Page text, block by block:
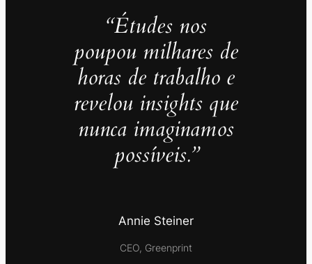
“Études nos
poupou milhares de
horas de trabalho e
revelou insights que
nunca imaginamos
possíveis.”
Annie Steiner
CEO, Greenprint